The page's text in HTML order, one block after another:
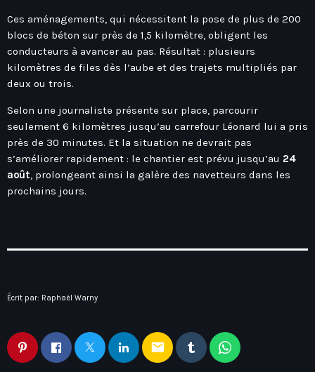
Corse
Grand-Est
Hauts-De-France
Île-De-France
La Réunion
Normandie
Nouvelle-Aquitaine
Occitanie
Contact
Contacts
Ces aménagements, qui nécessitent la pose de plus de 200
blocs de béton sur près de 1,5 kilomètre, obligent les
conducteurs à avancer au pas. Résultat : plusieurs
kilomètres de files dès l’aube et des trajets multipliés par
deux ou trois.
Selon une journaliste présente sur place, parcourir
seulement 6 kilomètres jusqu’au carrefour Léonard lui a pris
près de 30 minutes. Et la situation ne devrait pas
s’améliorer rapidement : le chantier est prévu jusqu’au 24
août, prolongeant ainsi la galère des navetteurs dans les
prochains jours.
Écrit par: Raphaël Warny
email